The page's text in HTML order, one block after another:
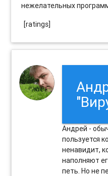
нежелательных
[ratings]
Андрей -
пользуется
ненавидит,
наполняют
петь. Но не